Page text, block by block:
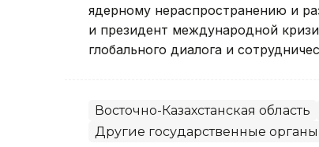
ядерному нераспространению и
и президент международной
глобального диалога и
Восточно-Казахстанская область
Другие государственные органы